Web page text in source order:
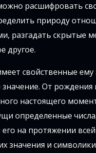
расшифровать
природу
разгадать скрытые
другое.
свойственные ему
значение. От рождения
настоящего
определенные
на протяжении
значения и